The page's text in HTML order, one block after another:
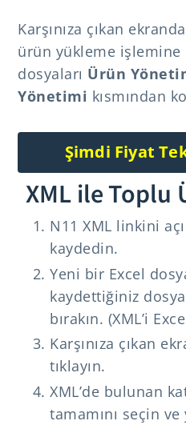
Karşınıza çıkan
ürün yükleme işlemine
dosyaları Ürün
Yönetimi kısmından
Şimdi Fiyat
XML ile Toplu
N11 XML linkini
kaydedin.
Yeni bir Excel
kaydettiğiniz
bırakın. (XML’i
Karşınıza çıkan
tıklayın.
XML’de bulunan
tamamını seçin